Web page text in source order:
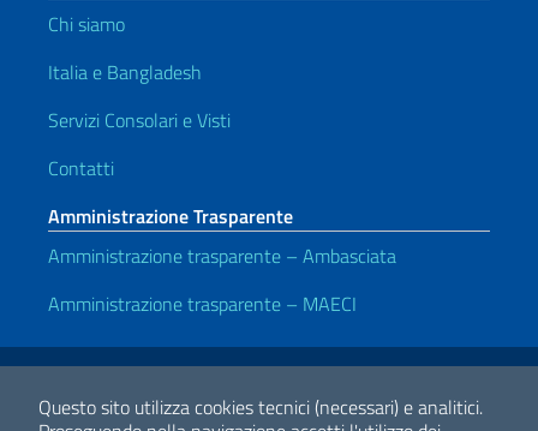
Questo sito utilizza cookies tecnici (necessari) e analitici.
Chi siamo
Italia e Bangladesh
Servizi Consolari e Visti
Contatti
Amministrazione Trasparente
Amministrazione trasparente – Ambasciata
Amministrazione trasparente – MAECI
Link Utili